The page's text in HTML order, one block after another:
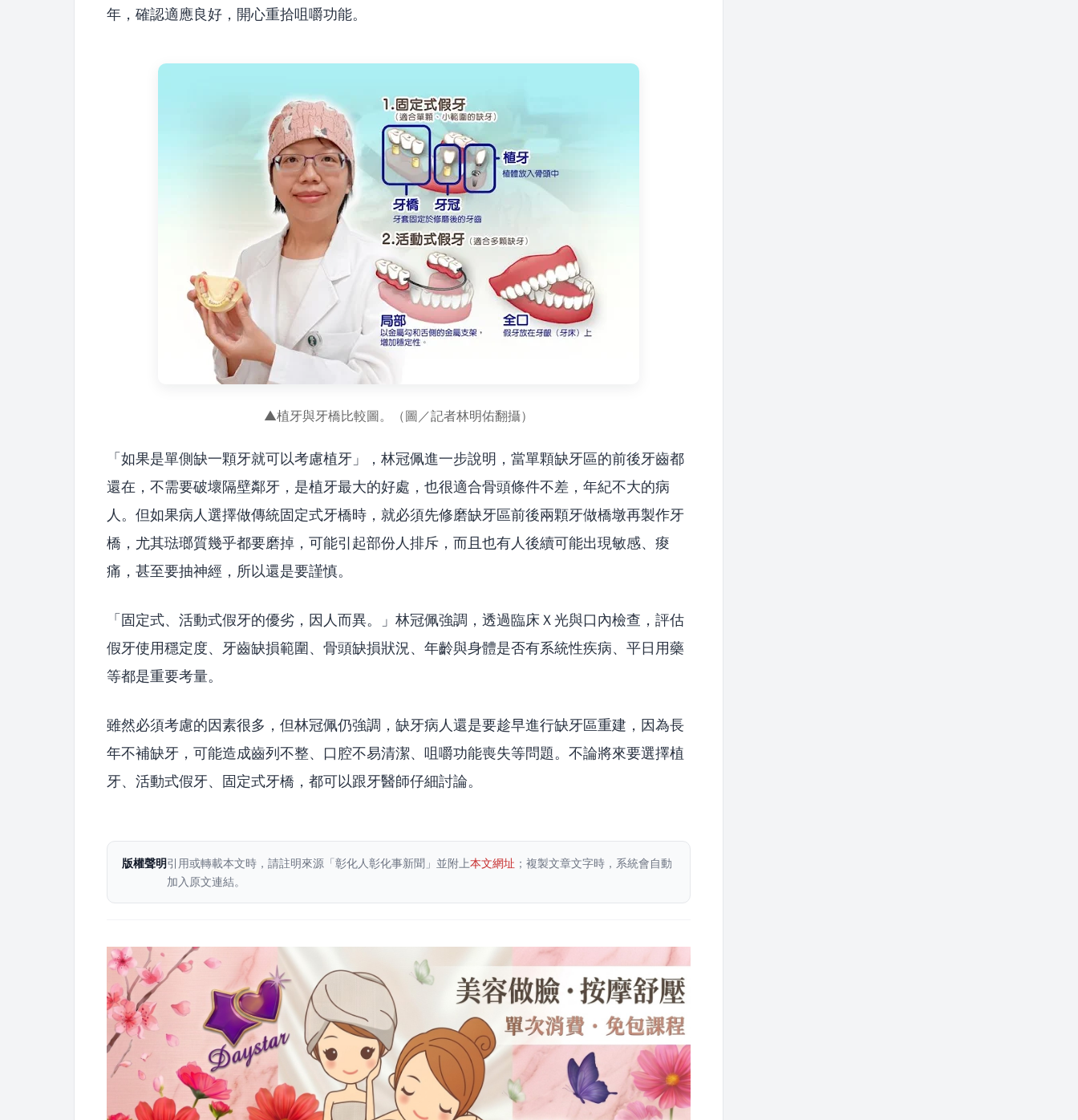
年，確認適應良好，開心重拾咀嚼功能。
▲植牙與牙橋比較圖。（圖／記者林明佑翻攝）
「如果是單側缺一顆牙就可以考慮植牙」，林冠佩進一步說明，當單顆缺牙區的前後牙齒都
還在，不需要破壞隔壁鄰牙，是植牙最大的好處，也很適合骨頭條件不差，年紀不大的病
人。但如果病人選擇做傳統固定式牙橋時，就必須先修磨缺牙區前後兩顆牙做橋墩再製作牙
橋，尤其琺瑯質幾乎都要磨掉，可能引起部份人排斥，而且也有人後續可能出現敏感、痠
痛，甚至要抽神經，所以還是要謹慎。
「固定式、活動式假牙的優劣，因人而異。」林冠佩強調，透過臨床Ｘ光與口內檢查，評估
假牙使用穩定度、牙齒缺損範圍、骨頭缺損狀況、年齡與身體是否有系統性疾病、平日用藥
等都是重要考量。
雖然必須考慮的因素很多，但林冠佩仍強調，缺牙病人還是要趁早進行缺牙區重建，因為長
年不補缺牙，可能造成齒列不整、口腔不易清潔、咀嚼功能喪失等問題。不論將來要選擇植
牙、活動式假牙、固定式牙橋，都可以跟牙醫師仔細討論。
版權聲明引用或轉載本文時，請註明來源「彰化人彰化事新聞」並附上本文網址 ；複製文章文字時，系統會自動
加入原文連結。